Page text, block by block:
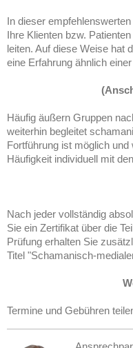
In dieser
Ihre Klienten bzw.
leiten. Auf diese Weise hat
eine Erfahrung ähnlich
Häufig äußern Gruppen
weiterhin begleitet
Fortführung ist möglich
Häufigkeit individuell mit
Nach jeder vollständig
Sie ein Zertifikat über die
Prüfung erhalten Sie
Titel "Schamanisch-
Termine und Gebühren